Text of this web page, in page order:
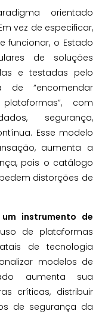
orientado
vez de especificar,
funcionar, o Estado
de soluções
e testadas pelo
de “encomendar
com
segurança,
Esse modelo
aumenta a
pois o catálogo
distorções de
instrumento de
de plataformas
de tecnologia
modelos de
aumenta sua
críticas, distribuir
de segurança da